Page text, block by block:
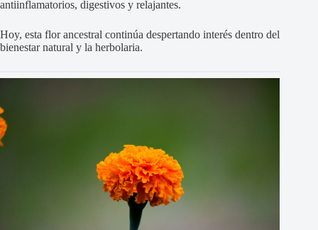
antiinflamatorios, digestivos y relajantes.
Hoy, esta flor ancestral continúa despertando interés dentro del
bienestar natural y la herbolaria.